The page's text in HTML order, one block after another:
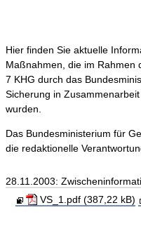
Hier finden Sie aktuelle
Maßnahmen, die im Rahmen
7 KHG durch das
Sicherung in
wurden.
Das Bundesministerium für
die redaktionelle
28.11.2003:
VS_1.pdf (387,22 kB)